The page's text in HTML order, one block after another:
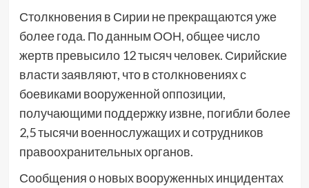
Столкновения в Сирии не прекращаются уже
более года. По данным ООН, общее число
жертв превысило 12 тысяч человек. Сирийские
власти заявляют, что в столкновениях с
боевиками вооруженной оппозиции,
получающими поддержку извне, погибли более
2,5 тысячи военнослужащих и сотрудников
правоохранительных органов.
Сообщения о новых вооруженных инцидентах